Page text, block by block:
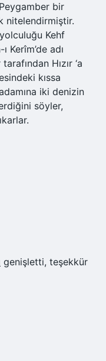
bir
nitelendirmiştir.
Kehf
Kerîm’de adı
Hızır ‘a
kıssa
iki denizin
söyler,
genişletti, teşekkür